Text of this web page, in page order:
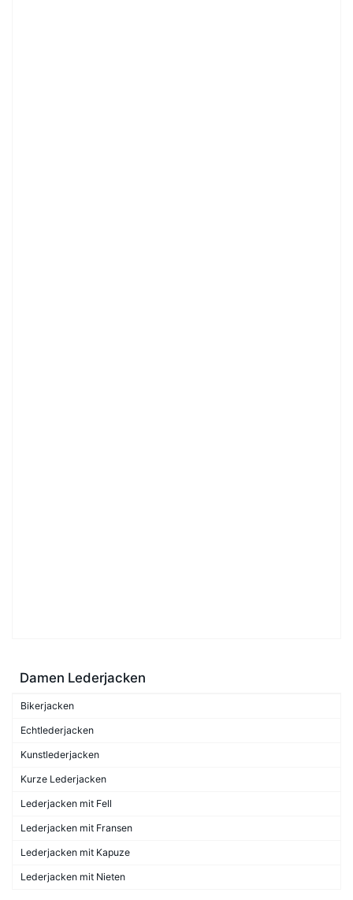
Damen Lederjacken
Bikerjacken
Echtlederjacken
Kunstlederjacken
Kurze Lederjacken
Lederjacken mit Fell
Lederjacken mit Fransen
Lederjacken mit Kapuze
Lederjacken mit Nieten